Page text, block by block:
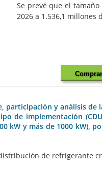
Se prevé que el
2026 a 1.536,1 millones
y análisis
de implementación
kW y más de 1000
de refrigerante